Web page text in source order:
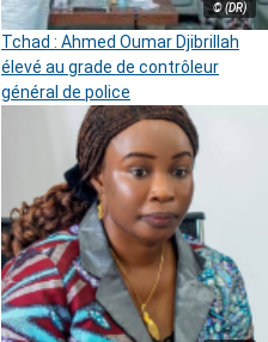
© (DR)
Tchad : Ahmed Oumar Djibrillah
élevé au grade de contrôleur
général de police